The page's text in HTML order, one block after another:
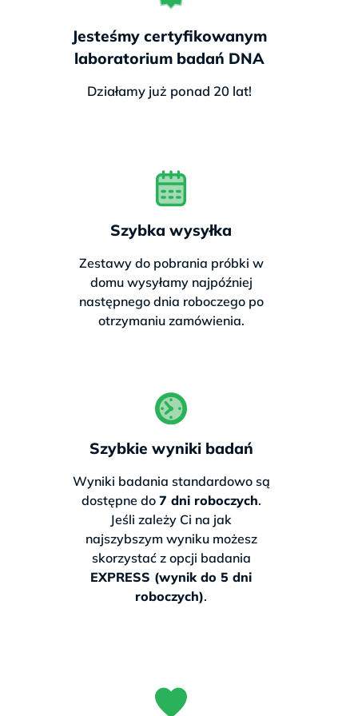
ryzykanieprawidłowego
pobrania
🎁 Chcesz sprawdzić więcej za
Tak, chcę pakiet poszerzony o
nietolerancję laktozy – najczęstszą
przyczynę dolegliwości pokarmowych.
Tylko 554 złza2 testy w 1 pakiecie –
327 zł
Cena zawiera
darmową przesyłkę
(bez badania na nietolerancję laktozy)
Zamów teraz
Jesteśmy certyfikowanym
laboratorium badań DNA
Działamy już ponad 20 lat!
Szybka wysyłka
Zestawy do pobrania próbki w
domu wysyłamy najpóźniej
następnego dnia roboczego po
otrzymaniu zamówienia.
Szybkie wyniki badań
Wyniki badania standardowo są
dostępne do 7 dni roboczych.
Jeśli zależy Ci na jak
najszybszym wyniku możesz
skorzystać z opcji badania
EXPRESS (wynik do 5 dni
roboczych).